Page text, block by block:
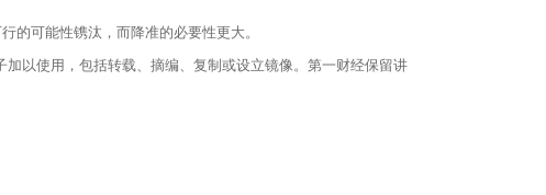
可能性镌汰，而降准的必要性更大。
以使用，包括转载、摘编、复制或设立镜像。第一财经保留讲